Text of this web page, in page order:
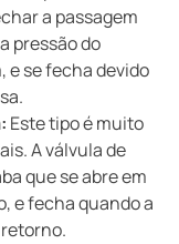
a passagem
pressão do
e se fecha devido
Este tipo é muito
A válvula de
que se abre em
e fecha quando a